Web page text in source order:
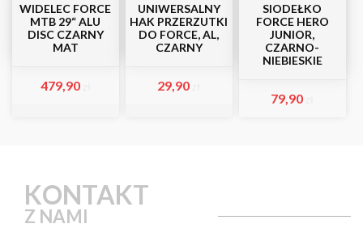
WIDELEC FORCE
MTB 29“ ALU
DISC CZARNY
MAT
479,90
UNIWERSALNY
HAK PRZERZUTKI
DO FORCE, AL,
CZARNY
29,90
SIODEŁKO
FORCE HERO
JUNIOR,
CZARNO-
NIEBIESKIE
79,90
KONTAKT
Z NAMI